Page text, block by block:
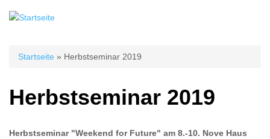
Sie sind hier
Startseite » Herbstseminar 2019
Herbstseminar 2019
Herbstseminar "Weekend for Future" am 8.-10. Nove Haus